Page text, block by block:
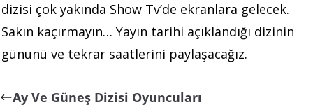
dizisi çok yakında Show Tv’de ekranlara gelecek.
Sakın kaçırmayın… Yayın tarihi açıklandığı dizinin
gününü ve tekrar saatlerini paylaşacağız.
Ay Ve Güneş Dizisi Oyuncuları